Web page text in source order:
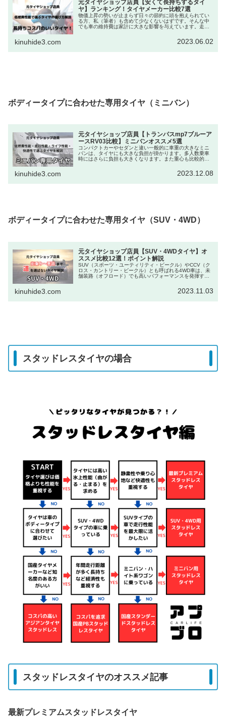
元タイヤショップ店員【安くて長持ちするタイ
ヤ】ランキング！タイヤメーカー比較7選
物価上昇の勢いが止まらず日々の節約に頭を抱えられてい
る方、私（筆者）も含めて少なくないはずです。そんな中
でも車の維持費は家計に大きな影響を与えています。走行
kinuhide3.com 2023.06.02
ボディータイプに合わせた専用タイヤ（ミニバン）
元タイヤショップ店員【トランパスmp7ブルーア
ースRV03比較】ミニバンオススメ5選
コンパクトカーやセダンと違い一般的に車重の大きなミニ
バンは、タイヤにも大きな負担が掛かります。多人数乗車
時にはさらに負担も大きくなります。また重心も比較的高
kinuhide3.com 2023.12.08
ボディータイプに合わせた専用タイヤ（SUV・4WD）
元タイヤショップ店員【SUV・4WDタイヤ】オ
ススメ比較12選！ポイント解説
SUV（スポーツ・ユーティリティ・ビークル）やCCV（ク
ロス・カントリー・ビークル）とも呼ばれる4WD車は、未
舗装路（オフロード）でも高いパフォーマンスを発揮する
kinuhide3.com 2023.11.03
スタッドレスタイヤの場合
スタッドレスタイヤのオススメ記事
最新プレミアムスタッドレスタイヤ